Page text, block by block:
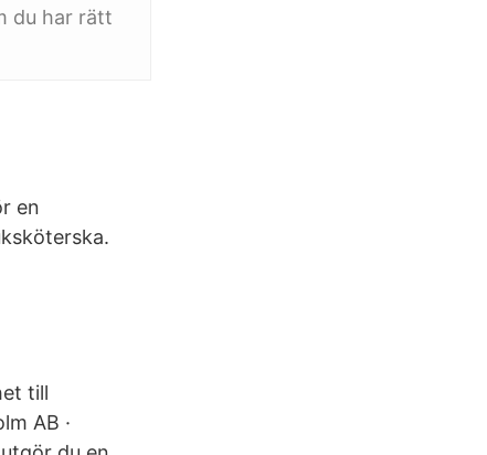
du har rätt
en
till
AB ·